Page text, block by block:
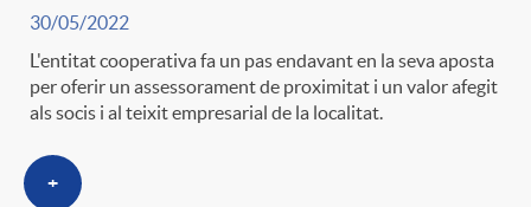
30/05/2022
L'entitat cooperativa fa un pas endavant en la seva aposta
per oferir un assessorament de proximitat i un valor afegit
als socis i al teixit empresarial de la localitat.
+